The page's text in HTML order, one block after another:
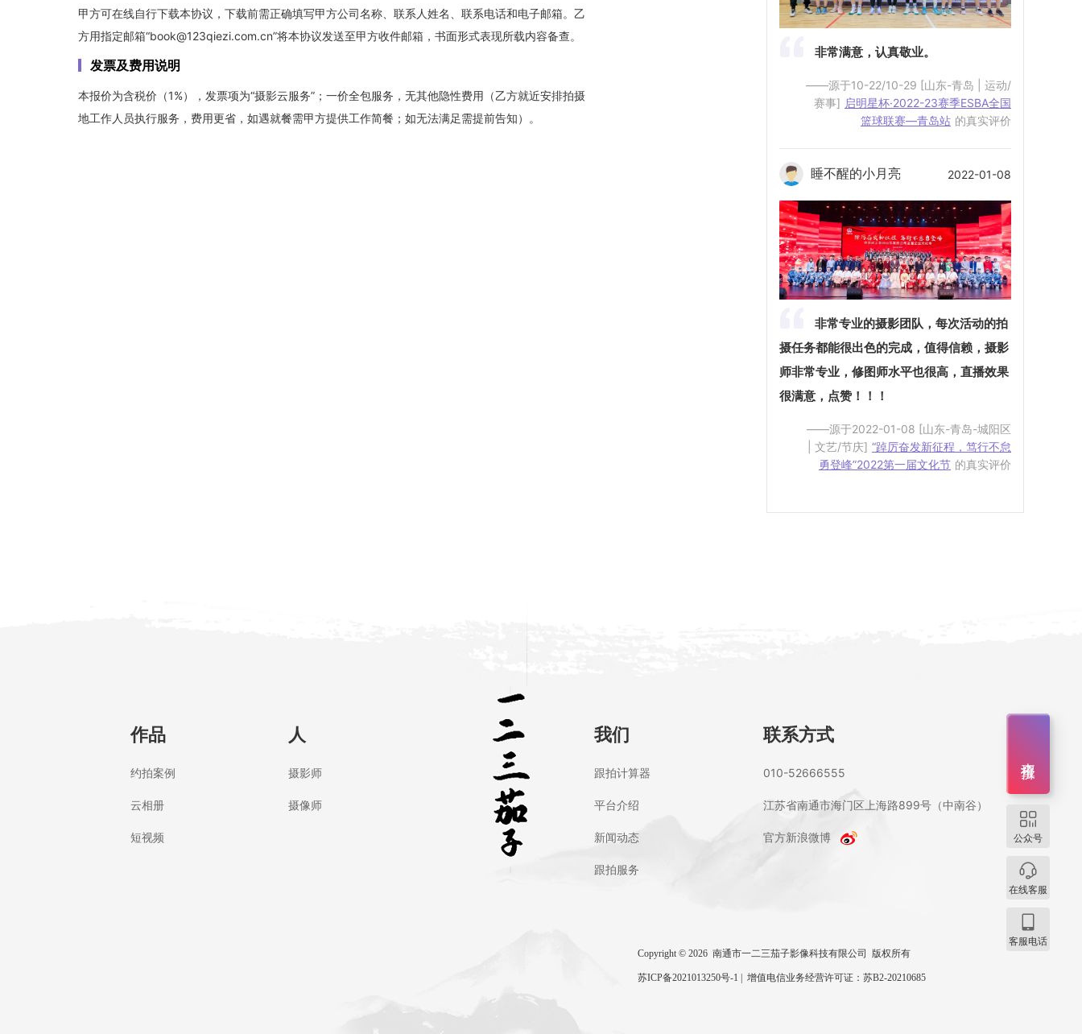
甲方可在线自行下载本协议，下载前需正确填写甲方公司名称、联系人姓名、联系电话和电子邮箱。乙
方用指定邮箱“book@123qiezi.com.cn”将本协议发送至甲方收件邮箱，书面形式表现所载内容备查。
发票及费用说明
本报价为含税价（1%），发票项为“摄影云服务”；一价全包服务，无其他隐性费用（乙方就近安排拍摄
地工作人员执行服务，费用更省，如遇就餐需甲方提供工作简餐；如无法满足需提前告知）。
非常满意，认真敬业。
——源于10-22/10-29 [山东-青岛 | 运动/
赛事] 启明星杯·2022-23赛季ESBA全国
篮球联赛—青岛站 的真实评价
睡不醒的小月亮 2022-01-08
非常专业的摄影团队，每次活动的拍
摄任务都能很出色的完成，值得信赖，摄影
师非常专业，修图师水平也很高，直播效果
很满意，点赞！！！
——源于2022-01-08 [山东-青岛-城阳区
| 文艺/节庆] “踔厉奋发新征程，笃行不怠
勇登峰”2022第一届文化节 的真实评价
作品
约拍案例
云相册
短视频
人
摄影师
摄像师
我们
跟拍计算器
平台介绍
新闻动态
跟拍服务
联系方式
010-52666555
江苏省南通市海门区上海路899号（中南谷）
官方新浪微博
Copyright © 2026 南通市一二三茄子影像科技有限公司 版权所有
苏ICP备2021013250号-1 增值电信业务经营许可证：苏B2-20210685
公众号
在线客服
客服电话